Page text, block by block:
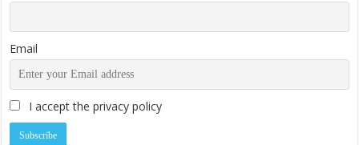
Email
I accept the privacy policy